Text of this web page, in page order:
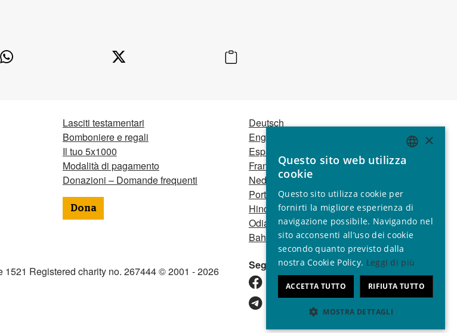
Lasciti testamentari
Bomboniere e regali
Il tuo 5x1000
Modalità di pagamento
Donazioni – Domande frequenti
Dona
Deutsch
English
Español
Français
Nederlands
Português
Hindi
Odia
Bahasa Indonesia
Seguici
1521 Registered charity no. 267444 © 2001 - 2026
ENGLISH
SPANISH
FRENCH
ITALIAN
PORTUGUESE
×
Questo sito web utilizza
cookie
Questo sito utilizza cookie per
fornirti la migliore esperienza di
navigazione possibile. Navigando nel
sito acconsenti all’uso dei cookie
secondo quanto previsto dalla
nostra Cookie Policy. Leggi di più
ACCETTA TUTTO RIFIUTA TUTTO
MOSTRA DETTAGLI